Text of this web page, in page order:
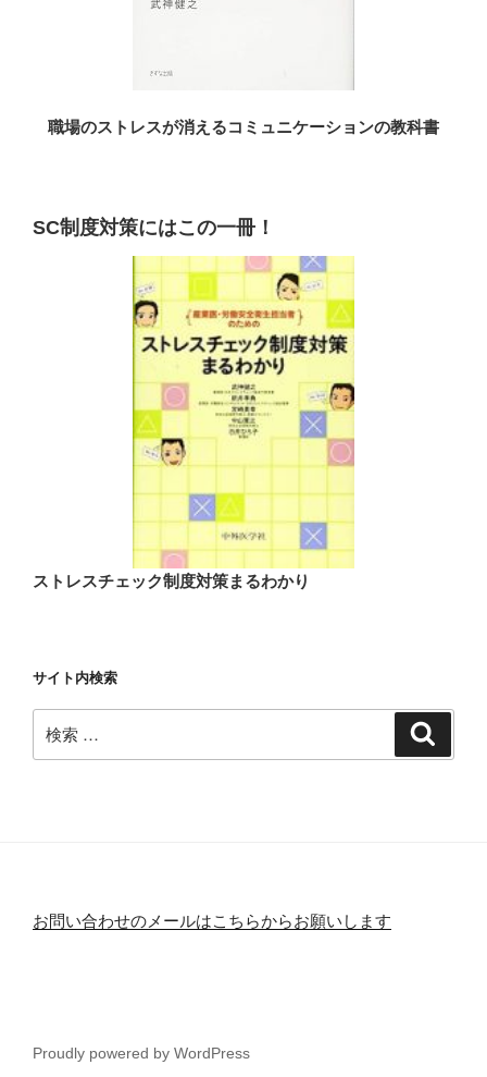
職場のストレスが消えるコミュニケーションの教科書
SC制度対策にはこの一冊！
ストレスチェック制度対策まるわかり
サイト内検索
索:
お問い合わせのメールはこちらからお願いします
Proudly powered by WordPress